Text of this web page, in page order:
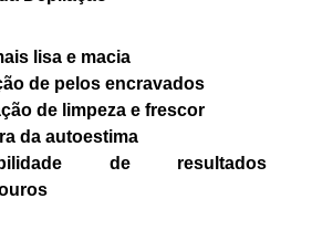
lisa e macia
de pelos encravados
de limpeza e frescor
da autoestima
de resultados